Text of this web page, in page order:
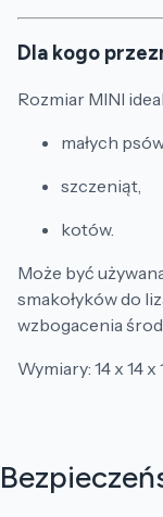
Dla kogo
Rozmiar MINI
małych
szczeniąt,
kotów.
Może być
smakołyków do
wzbogacenia
Wymiary: 14 x 14 x